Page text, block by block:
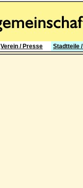
Verein / Presse Stadtteile